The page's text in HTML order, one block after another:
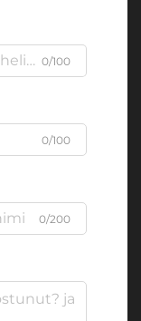
0/100
0/100
0/200